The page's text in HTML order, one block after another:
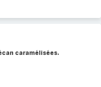
caramélisées.